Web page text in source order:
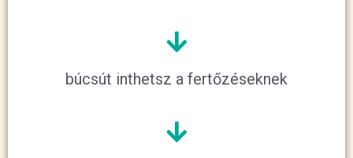
búcsút inthetsz a fertőzéseknek